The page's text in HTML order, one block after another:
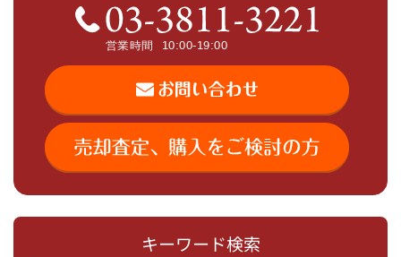
キーワード検索